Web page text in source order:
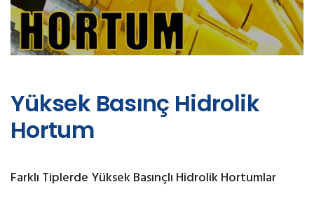
Yüksek Basınç Hidrolik
Hortum
Farklı Tiplerde Yüksek Basınçlı Hidrolik Hortumlar